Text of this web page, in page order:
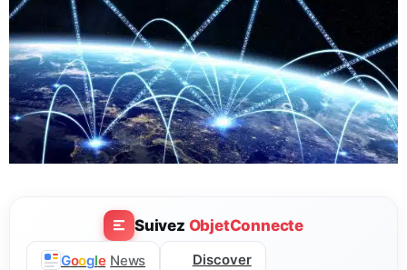
Suivez ObjetConnecte
Google News Discover